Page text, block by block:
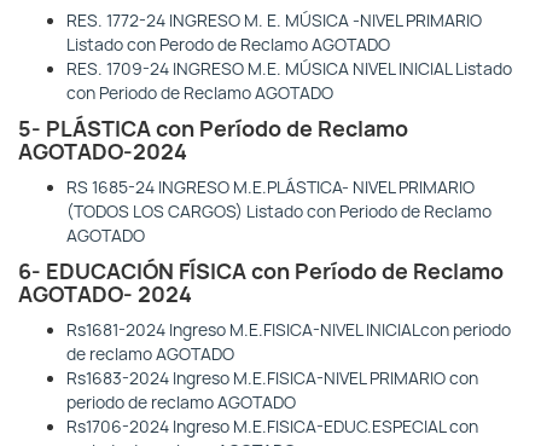
RES. 1772-24 INGRESO M. E. MÚSICA -NIVEL PRIMARIO
Listado con Perodo de Reclamo AGOTADO
RES. 1709-24 INGRESO M.E. MÚSICA NIVEL INICIAL Listado
con Periodo de Reclamo AGOTADO
5- PLÁSTICA con Período de Reclamo
AGOTADO-2024
RS 1685-24 INGRESO M.E.PLÁSTICA- NIVEL PRIMARIO
(TODOS LOS CARGOS) Listado con Periodo de Reclamo
AGOTADO
6- EDUCACIÓN FÍSICA con Período de Reclamo
AGOTADO- 2024
Rs1681-2024 Ingreso M.E.FISICA-NIVEL INICIALcon periodo
de reclamo AGOTADO
Rs1683-2024 Ingreso M.E.FISICA-NIVEL PRIMARIO con
periodo de reclamo AGOTADO
Rs1706-2024 Ingreso M.E.FISICA-EDUC.ESPECIAL con